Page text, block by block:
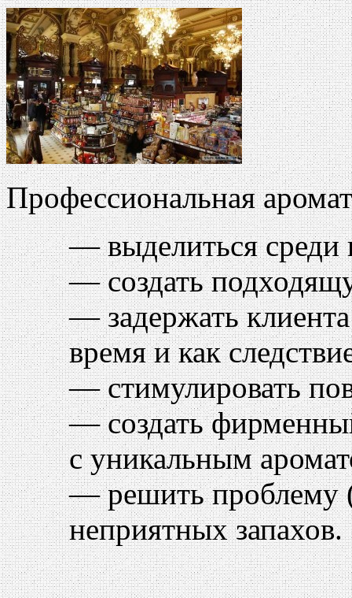
Профессиональная
— выделиться среди
— создать
— задержать
время и как
— стимулировать
— создать
с уникальным
— решить проблему
неприятных запахов.